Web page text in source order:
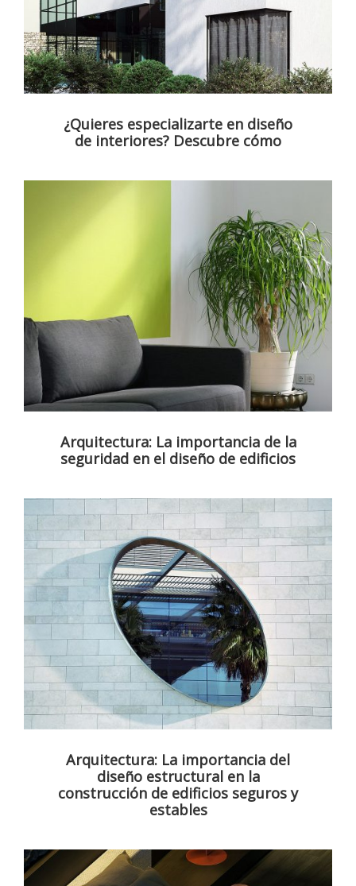
¿Quieres especializarte en diseño
de interiores? Descubre cómo
Arquitectura: La importancia de la
seguridad en el diseño de edificios
Arquitectura: La importancia del
diseño estructural en la
construcción de edificios seguros y
estables